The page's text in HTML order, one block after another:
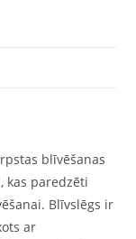
blīvēšanas
kas paredzēti
Blīvslēgs ir
ar